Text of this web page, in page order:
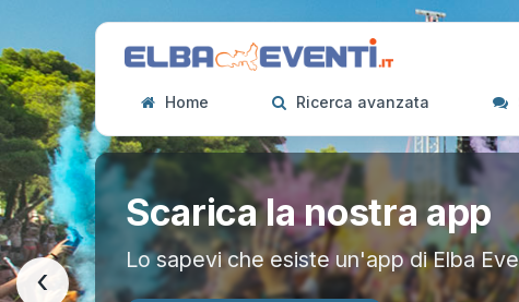
Home Ricerca avanzata
Scarica la nostra app
Lo sapevi che esiste un'app di Elba
‹